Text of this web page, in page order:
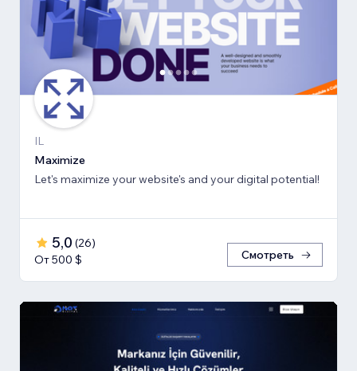
IL
Maximize
Let's maximize your website's and your digital potential!
5,0 (26)
От 500 $
Смотреть